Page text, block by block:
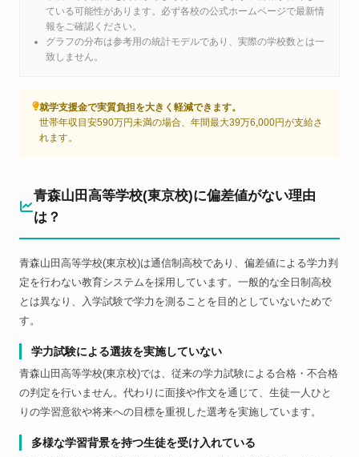
ている可能性があります。必ず各校の公式ホームページで最新情
報をご確認ください。
グラフの分布は参考用の統計モデルであり、実際の学校数とは一
致しません。
就学支援金で実質負担を大きく軽減できます。
世帯年収目安590万円未満の場合、年間最大39万6,000円が支給さ
れます。
青森山田高等学校(東京校)に偏差値がない理由
は？
青森山田高等学校(東京校)は通信制高校であり、偏差値による学力判
定を行わない教育システムを採用しています。一般的な全日制高校
とは異なり、入学試験で学力を測ることを目的としていないためで
す。
学力試験による選抜を実施していない
青森山田高等学校(東京校)では、従来の学力試験による合格・不合格
の判定を行いません。代わりに面接や作文を通じて、生徒一人ひと
りの学習意欲や将来への目標を重視した選考を実施しています。
多様な学習背景を持つ生徒を受け入れている